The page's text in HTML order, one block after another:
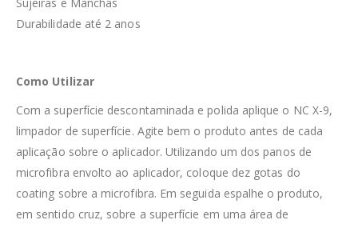
Durabilidade até 2 anos
Como Utilizar
Com a superfície descontaminada e polida aplique o NC X-9,
limpador de superfície. Agite bem o produto antes de cada
aplicação sobre o aplicador. Utilizando um dos panos de
microfibra envolto ao aplicador, coloque dez gotas do
coating sobre a microfibra. Em seguida espalhe o produto,
em sentido cruz, sobre a superfície em uma área de